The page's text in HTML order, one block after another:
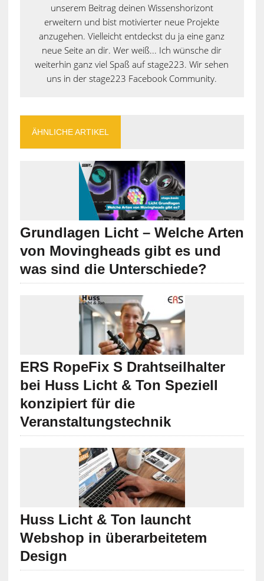
unserem Beitrag deinen Wissenshorizont
erweitern und bist motivierter neue Projekte
anzugehen. Vielleicht entdeckst du ja eine ganz
neue Seite an dir. Wer weiß... Ich wünsche dir
weiterhin ganz viel Spaß auf stage223. Wir sehen
uns in der stage223 Facebook Community.
ÄHNLICHE ARTIKEL
Grundlagen Licht – Welche Arten
von Movingheads gibt es und
was sind die Unterschiede?
ERS RopeFix S Drahtseilhalter
bei Huss Licht & Ton Speziell
konzipiert für die
Veranstaltungstechnik
Huss Licht & Ton launcht
Webshop in überarbeitetem
Design